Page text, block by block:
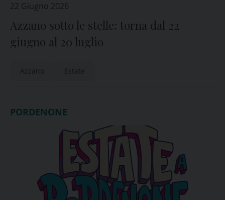
22 Giugno 2026
Azzano sotto le stelle: torna dal 22
giugno al 20 luglio
Azzano Estate
PORDENONE